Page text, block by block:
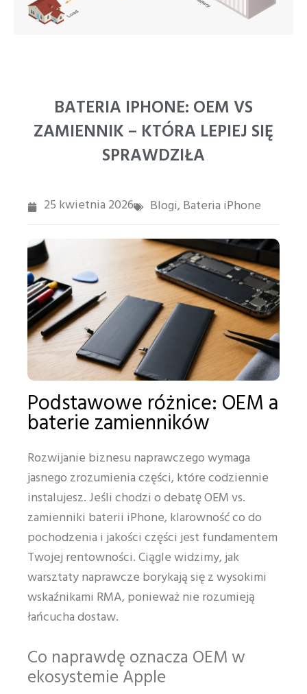
BATERIA IPHONE: OEM VS
ZAMIENNIK – KTÓRA LEPIEJ SIĘ
SPRAWDZIŁA
25 kwietnia 2026 Blogi, Bateria iPhone
Podstawowe różnice: OEM a
baterie zamienników
Rozwijanie biznesu naprawczego wymaga
jasnego zrozumienia części, które codziennie
instalujesz. Jeśli chodzi o debatę OEM vs.
zamienniki baterii iPhone, klarowność co do
pochodzenia i jakości części jest fundamentem
Twojej rentowności. Ciągle widzimy, jak
warsztaty naprawcze borykają się z wysokimi
wskaźnikami RMA, ponieważ nie rozumieją
łańcucha dostaw.
Co naprawdę oznacza OEM w
ekosystemie Apple